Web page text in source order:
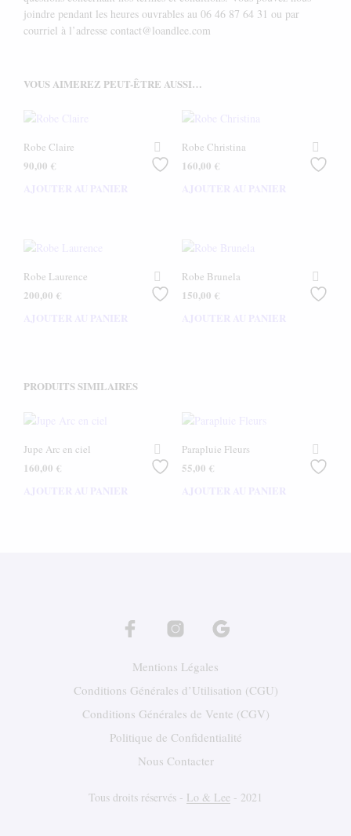
joindre pendant les heures ouvrables au 06 46 87 64 31 ou par
courriel à l’adresse contact@loandlee.com
VOUS AIMEREZ PEUT-ÊTRE AUSSI…
Robe Claire
90,00 €
AJOUTER AU PANIER
Robe Christina
160,00 €
AJOUTER AU PANIER
Robe Laurence
200,00 €
AJOUTER AU PANIER
Robe Brunela
150,00 €
AJOUTER AU PANIER
PRODUITS SIMILAIRES
Jupe Arc en ciel
160,00 €
AJOUTER AU PANIER
Parapluie Fleurs
55,00 €
AJOUTER AU PANIER
Mentions Légales
Conditions Générales d’Utilisation (CGU)
Conditions Générales de Vente (CGV)
Politique de Confidentialité
Nous Contacter
Tous droits réservés - Lo & Lee - 2021